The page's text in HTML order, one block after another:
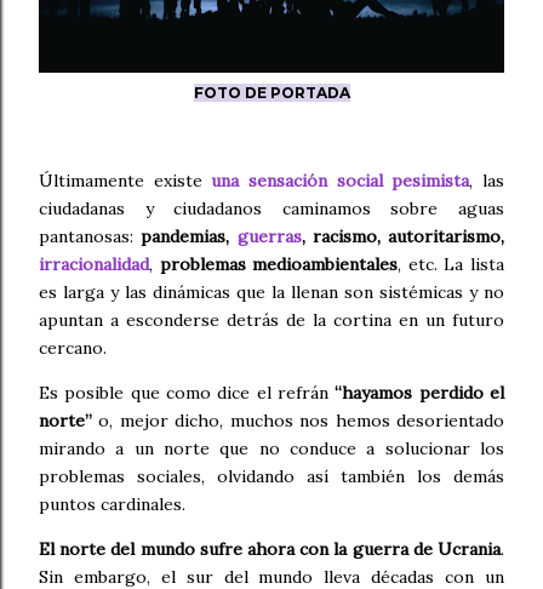
FOTO DE PORTADA
Últimamente existeuna sensación social pesimista, las
ciudadanas y ciudadanos caminamos sobre aguas
pantanosas:pandemias, guerras, racismo, autoritarismo,
irracionalidad, problemas medioambientales, etc. La lista
es larga y las dinámicas que la llenan son sistémicas y no
apuntan a esconderse detrás de la cortina en un futuro
cercano.
Es posible que como dice el refrán“hayamos perdido el
norte” o, mejor dicho, muchos nos hemos desorientado
mirando a un norte que no conduce a solucionar los
problemas sociales, olvidando así también los demás
puntos cardinales.
El norte del mundo sufre ahora con la guerra de Ucrania.
Sin embargo, el sur del mundo lleva décadas con un